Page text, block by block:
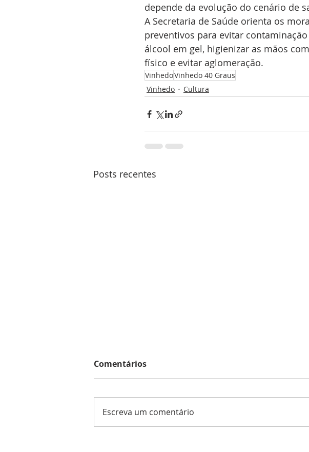
depende da evolução do cenário de
A Secretaria de Saúde orienta os
preventivos para evitar
álcool em gel, higienizar as mãos
físico e evitar aglomeração.
VinhedoVinhedo 40 Graus
Vinhedo
Cultura
Posts recentes
Comentários
Escreva um comentário